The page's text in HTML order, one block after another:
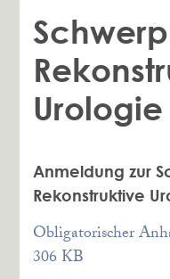
Urologie
Anmeldung zur
Rekonstruktive
Obligatorischer
306 KB